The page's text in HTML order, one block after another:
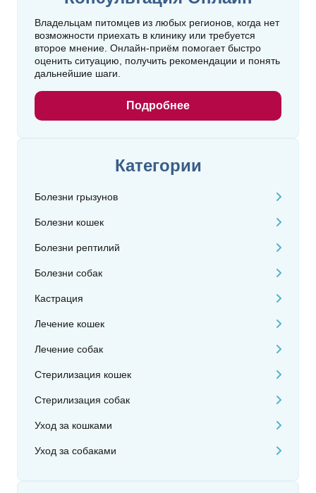
Владельцам питомцев из любых регионов, когда нет
возможности приехать в клинику или требуется
второе мнение. Онлайн‑приём помогает быстро
оценить ситуацию, получить рекомендации и понять
дальнейшие шаги.
Подробнее
Категории
Болезни грызунов
Болезни кошек
Болезни рептилий
Болезни собак
Кастрация
Лечение кошек
Лечение собак
Стерилизация кошек
Стерилизация собак
Уход за кошками
Уход за собаками